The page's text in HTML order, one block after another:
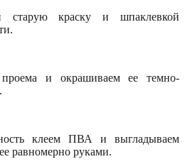
краску и шпаклевкой
и окрашиваем ее темно-
клеем ПВА и выгладываем
равномерно руками.